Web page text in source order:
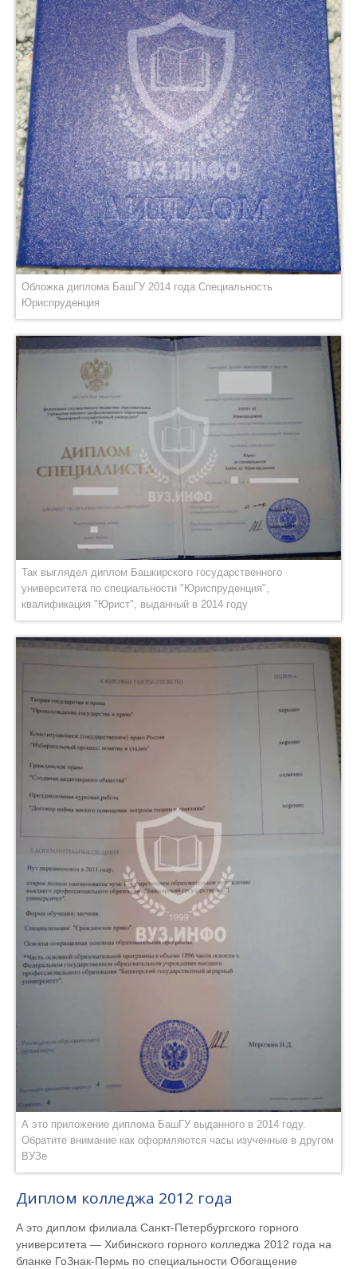
Обложка диплома БашГУ 2014 года Специальность
Юриспруденция
Так выглядел диплом Башкирского государственного
университета по специальности "Юриспруденция",
квалификация "Юрист", выданный в 2014 году
А это приложение диплома БашГУ выданного в 2014 году.
Обратите внимание как оформляются часы изученные в другом
ВУЗе
Диплом колледжа 2012 года
А это диплом филиала Санкт-Петербургского горного
университета — Хибинского горного колледжа 2012 года на
бланке ГоЗнак-Пермь по специальности Обогащение